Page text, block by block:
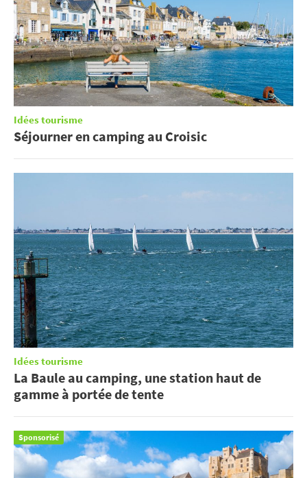
Idées tourisme
Séjourner en camping au Croisic
Idées tourisme
La Baule au camping, une station haut de
gamme à portée de tente
Sponsorisé